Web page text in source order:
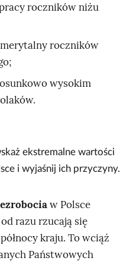
roczników niżu
roczników
wysokim
ekstremalne wartości
i wyjaśnij ich przyczyny.
w Polsce
razu rzucają się
kraju. To wciąż
Państwowych